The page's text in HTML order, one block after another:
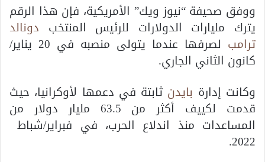
ووفق صحيفة “نيوز ويك” الأمريكية، فإن هذا الرقم
يترك مليارات الدولارات للرئيس المنتخب دونالد
ترامب
لصرفها عندما يتولى منصبه في 20 يناير/
كانون الثاني الجاري.
وكانت إدارة بايدن ثابتة في دعمها لأوكرانيا، حيث
قدمت لكييف أكثر من 63.5 مليار دولار من
المساعدات منذ اندلاع الحرب، في فبراير/شباط
2022.